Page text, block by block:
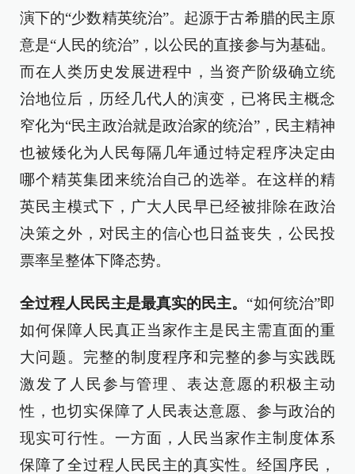
演下的“少数精英统治”。起源于古希腊的民主原
意是“人民的统治”，以公民的直接参与为基础。
而在人类历史发展进程中，当资产阶级确立统
治地位后，历经几代人的演变，已将民主概念
窄化为“民主政治就是政治家的统治”，民主精神
也被矮化为人民每隔几年通过特定程序决定由
哪个精英集团来统治自己的选举。在这样的精
英民主模式下，广大人民早已经被排除在政治
决策之外，对民主的信心也日益丧失，公民投
票率呈整体下降态势。
全过程人民民主是最真实的民主。 “如何统治”即
如何保障人民真正当家作主是民主需直面的重
大问题。完整的制度程序和完整的参与实践既
激发了人民参与管理、表达意愿的积极主动
性，也切实保障了人民表达意愿、参与政治的
现实可行性。一方面，人民当家作主制度体系
保障了全过程人民民主的真实性。经国序民，